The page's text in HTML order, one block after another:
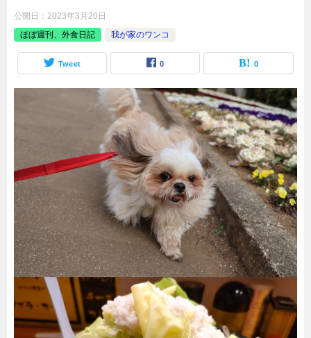
公開日： 2023年3月20日
ほぼ週刊、外食日記
我が家のワンコ
Tweet 0 0